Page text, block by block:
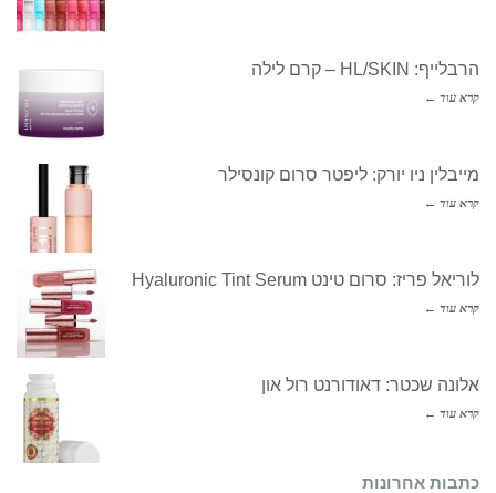
הרבלייף: HL/SKIN – קרם לילה
קרא עוד ←
מייבלין ניו יורק: ליפטר סרום קונסילר
קרא עוד ←
לוריאל פריז: סרום טינט Hyaluronic Tint Serum
קרא עוד ←
אלונה שכטר: דאודורנט רול און
קרא עוד ←
כתבות אחרונות